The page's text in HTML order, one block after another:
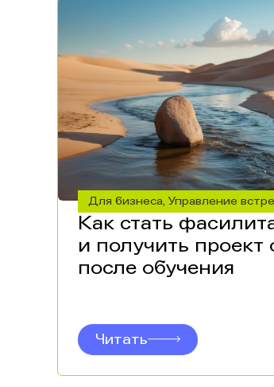
Для бизнеса, Управление
Как стать
и получить проект
после обучения
Читать